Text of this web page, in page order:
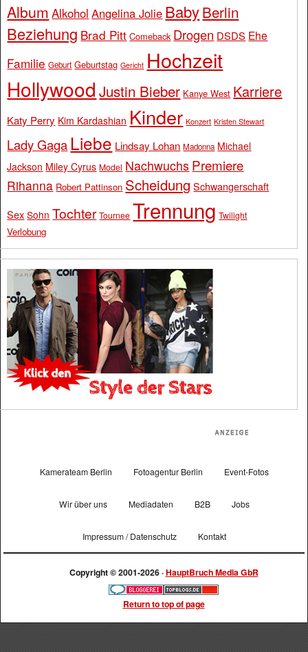
Album Alkohol Angelina Jolie BabyBerlin
Beziehung Brad Pitt Comeback Drogen DSDS Ehe
Familie Geburt Geburtstag Gericht Hochzeit
Hollywood Justin Bieber Kanye West Karriere
Katy Perry Kim Kardashian Kinder Konzert Kristen Stewart
Lady Gaga Liebe Lindsay Lohan Madonna Michael
Jackson Miley Cyrus Model Nachwuchs Premiere
Rihanna Robert Pattinson Scheidung Schwangerschaft
Sex Sohn Tochter Tournee Trennung Twilight
Verlobung
Kamerateam Berlin Fotoagentur Berlin Event-Fotos
Wir über uns Mediadaten B2B Jobs
Impressum / Datenschutz Kontakt
Copyright © 2001-2026 ·HauptBruch Media GbR
Return to top of page